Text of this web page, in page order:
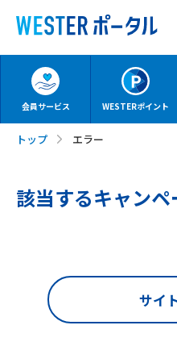
会員サービス WESTERポイント
トップ エラー
該当するキャン
サイ